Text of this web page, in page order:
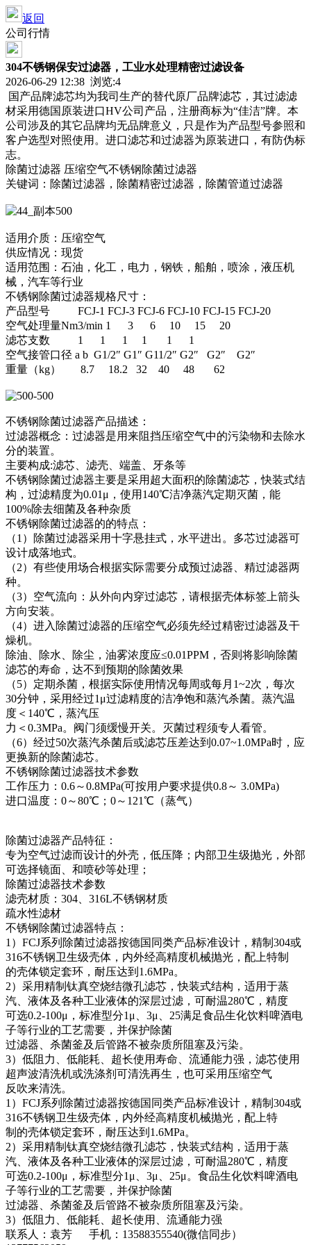
返回
公司行情
304不锈钢保安过滤器，工业水处理精密过滤设备
2026-06-29 12:38 浏览:4
国产品牌滤芯均为我司生产的替代原厂品牌滤芯，其过滤滤
材采用德国原装进口HV公司产品，注册商标为“佳洁”牌。本
公司涉及的其它品牌均无品牌意义，只是作为产品型号参照和
客户选型对照使用。进口滤芯和过滤器为原装进口，有防伪标
志。
除菌过滤器 压缩空气不锈钢除菌过滤器
关键词：除菌过滤器，除菌精密过滤器，除菌管道过滤器
适用介质：压缩空气
供应情况：现货
适用范围：石油，化工，电力，钢铁，船舶，喷涂，液压机
械，汽车等行业
不锈钢除菌过滤器规格尺寸：
产品型号 FCJ-1 FCJ-3 FCJ-6 FCJ-10 FCJ-15 FCJ-20
空气处理量Nm3/min 1 3 6 10 15 20
滤芯支数 1 1 1 1 1 1
空气接管口径 a b G1/2″ G1″ G11/2″ G2″ G2″ G2″
重量（kg） 8.7 18.2 32 40 48 62
不锈钢除菌过滤器产品描述：
过滤器概念：过滤器是用来阻挡压缩空气中的污染物和去除水
分的装置。
主要构成:滤芯、滤壳、端盖、牙条等
不锈钢除菌过滤器主要是采用超大面积的除菌滤芯，快装式结
构，过滤精度为0.01μ，使用140℃洁净蒸汽定期灭菌，能
100%除去细菌及各种杂质
不锈钢除菌过滤器的的特点：
（1）除菌过滤器采用十字悬挂式，水平进出。多芯过滤器可
设计成落地式。
（2）有些使用场合根据实际需要分成预过滤器、精过滤器两
种。
（3）空气流向：从外向内穿过滤芯，请根据壳体标签上箭头
方向安装。
（4）进入除菌过滤器的压缩空气必须先经过精密过滤器及干
燥机。
除油、除水、除尘，油雾浓度应≤0.01PPM，否则将影响除菌
滤芯的寿命，达不到预期的除菌效果
（5）定期杀菌，根据实际使用情况每周或每月1~2次，每次
30分钟，采用经过1μ过滤精度的洁净饱和蒸汽杀菌。蒸汽温
度＜140℃，蒸汽压
力＜0.3MPa。阀门须缓慢开关。灭菌过程须专人看管。
（6）经过50次蒸汽杀菌后或滤芯压差达到0.07~1.0MPa时，应
更换新的除菌滤芯。
不锈钢除菌过滤器技术参数
工作压力：0.6～0.8MPa(可按用户要求提供0.8～ 3.0MPa)
进口温度：0～80℃；0～121℃（蒸气）
除菌过滤器产品特征：
专为空气过滤而设计的外壳，低压降；内部卫生级抛光，外部
可选择镜面、和喷砂等处理；
除菌过滤器技术参数
滤壳材质：304、316L不锈钢材质
疏水性滤材
不锈钢除菌过滤器特点：
1）FCJ系列除菌过滤器按德国同类产品标准设计，精制304或
316不锈钢卫生级壳体，内外经高精度机械抛光，配上特制
的壳体锁定套环，耐压达到1.6MPa。
2）采用精制钛真空烧结微孔滤芯，快装式结构，适用于蒸
汽、液体及各种工业液体的深层过滤，可耐温280℃，精度
可选0.2-100μ，标准型分1μ、3μ、25满足食品生化饮料啤酒电
子等行业的工艺需要，并保护除菌
过滤器、杀菌釜及后管路不被杂质所阻塞及污染。
3）低阻力、低能耗、超长使用寿命、流通能力强，滤芯使用
超声波清洗机或洗涤剂可清洗再生，也可采用压缩空气
反吹来清洗。
1）FCJ系列除菌过滤器按德国同类产品标准设计，精制304或
316不锈钢卫生级壳体，内外经高精度机械抛光，配上特
制的壳体锁定套环，耐压达到1.6MPa。
2）采用精制钛真空烧结微孔滤芯，快装式结构，适用于蒸
汽、液体及各种工业液体的深层过滤，可耐温280℃，精度
可选0.2-100μ，标准型分1μ、3μ、25μ。食品生化饮料啤酒电
子等行业的工艺需要，并保护除菌
过滤器、杀菌釜及后管路不被杂质所阻塞及污染。
3）低阻力、低能耗、超长使用、流通能力强
联系人：袁芳 手机：13588355540(微信同步）